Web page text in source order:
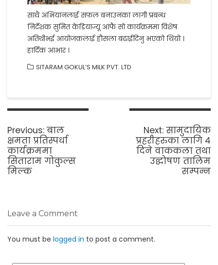
साथै अभियानलाई सफल बनाउनका लागी प्रबन्ध
निर्देशक सुमित केडियाज्यू आफै सो कार्यक्रममा विशेष
अतिथीभई आयोजकलाई हौसला बढाईदिनु भएको थियो ।
हार्दिक आभार ।
SITARAM GOKUL’S MILK PVT. LTD
Post
Previous: Previous
post:
बाल
क्षमता प्रतिस्पर्धा
कार्यक्रममा
सिताराम गोकुल्स
मिल्क
Next: Next
post:
सामुदायिक
प्रहरीहरुका लागि ४
दिने वाककला तथा
उद्घोषण तालिम
सम्पन्न
Leave a Comment
You must be logged in to post a comment.